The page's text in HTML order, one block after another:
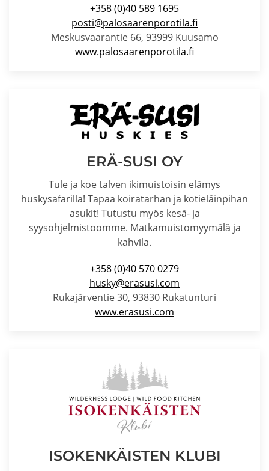
+358 (0)40 589 1695
posti@palosaarenporotila.fi
Meskusvaarantie 66, 93999 Kuusamo
www.palosaarenporotila.fi
ERÄ-SUSI OY
Tule ja koe talven ikimuistoisin elämys
huskysafarilla! Tapaa koiratarhan ja kotieläinpihan
asukit! Tutustu myös kesä- ja
syysohjelmistoomme. Matkamuistomyymälä ja
kahvila.
+358 (0)40 570 0279
husky@erasusi.com
Rukajärventie 30, 93830 Rukatunturi
www.erasusi.com
ISOKENKÄISTEN KLUBI